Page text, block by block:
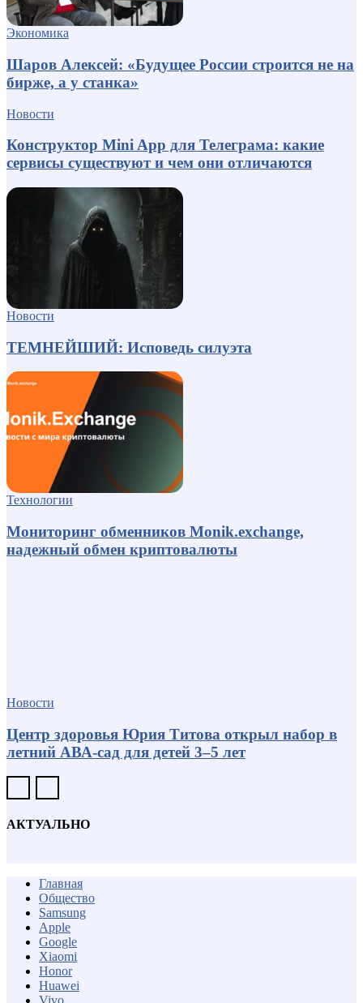
Экономика
Шаров Алексей: «Будущее России строится не на
бирже, а у станка»
Новости
Конструктор Mini App для Телеграма: какие
сервисы существуют и чем они отличаются
Новости
ТЕМНЕЙШИЙ: Исповедь силуэта
Технологии
Мониторинг обменников Monik.exchange,
надежный обмен криптовалюты
Новости
Центр здоровья Юрия Титова открыл набор в
летний АВА-сад для детей 3–5 лет
АКТУАЛЬНО
Главная
Общество
Samsung
Apple
Google
Xiaomi
Honor
Huawei
Vivo